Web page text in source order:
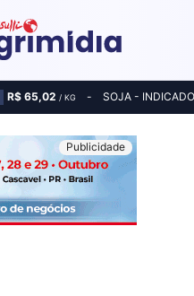
R$ 65,02 / KG SOJA -